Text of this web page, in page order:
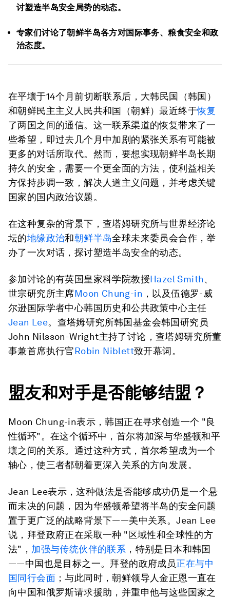
讨塑造半岛安全局势的动态。
专家们讨论了朝鲜半岛各方对国际事务、粮食安全和政
治态度。
在平壤于14个月前切断联系后，大韩民国（韩国）
和朝鲜民主主义人民共和国（朝鲜）最近终于恢复
了两国之间的通信。这一联系渠道的恢复带来了一
些希望，即过去几个月中加剧的紧张关系有可能被
更多的对话所取代。然而，要想实现朝鲜半岛长期
持久的安全，需要一个更全面的方法，使利益相关
方保持步调一致，解决人道主义问题，并考虑关键
国家的国内政治议题。
在这种复杂的背景下，查塔姆研究所与世界经济论
坛的地缘政治和朝鲜半岛全球未来委员会合作，举
办了一次对话，探讨塑造半岛安全的动态。
参加讨论的有英国皇家科学院教授Hazel Smith、
世宗研究所主席Moon Chung-in ，以及伍德罗-威
尔逊国际学者中心韩国历史和公共政策中心主任
Jean Lee。查塔姆研究所韩国基金会韩国研究员
John Nilsson-Wright主持了讨论，查塔姆研究所董
事兼首席执行官Robin Niblett致开幕词。
盟友和对手是否能够结盟？
Moon Chung-in表示，韩国正在寻求创造一个 "良
性循环"。在这个循环中，首尔将加深与华盛顿和平
壤之间的关系。通过这种方式，首尔希望成为一个
轴心，使三者都朝着更深入关系的方向发展。
Jean Lee表示，这种做法是否能够成功仍是一个悬
而未决的问题，因为华盛顿希望将半岛的安全问题
置于更广泛的战略背景下——美中关系。Jean Lee
说，拜登政府正在采取一种 "区域性和全球性的方
法"， 加强与传统伙伴的联系 ，特别是日本和韩国
——中国也是目标之一。拜登的政府成员正在与中
国同行会面 ；与此同时，朝鲜领导人金正恩一直在
向中国和俄罗斯请求援助，并重申他与这些国家之